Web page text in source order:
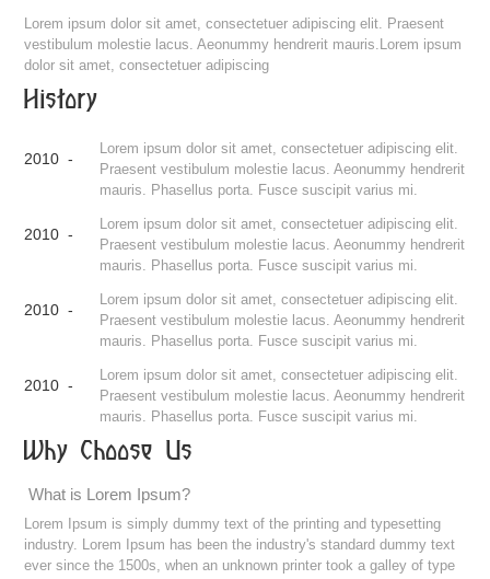
Lorem ipsum dolor sit amet, consectetuer adipiscing elit. Praesent
vestibulum molestie lacus. Aeonummy hendrerit mauris.Lorem ipsum
dolor sit amet, consectetuer adipiscing
History
2010 -
Lorem ipsum dolor sit amet, consectetuer adipiscing elit.
Praesent vestibulum molestie lacus. Aeonummy hendrerit
mauris. Phasellus porta. Fusce suscipit varius mi.
2010 -
Lorem ipsum dolor sit amet, consectetuer adipiscing elit.
Praesent vestibulum molestie lacus. Aeonummy hendrerit
mauris. Phasellus porta. Fusce suscipit varius mi.
2010 -
Lorem ipsum dolor sit amet, consectetuer adipiscing elit.
Praesent vestibulum molestie lacus. Aeonummy hendrerit
mauris. Phasellus porta. Fusce suscipit varius mi.
2010 -
Lorem ipsum dolor sit amet, consectetuer adipiscing elit.
Praesent vestibulum molestie lacus. Aeonummy hendrerit
mauris. Phasellus porta. Fusce suscipit varius mi.
Why Choose Us
What is Lorem Ipsum?
Lorem Ipsum is simply dummy text of the printing and typesetting
industry. Lorem Ipsum has been the industry's standard dummy text
ever since the 1500s, when an unknown printer took a galley of type